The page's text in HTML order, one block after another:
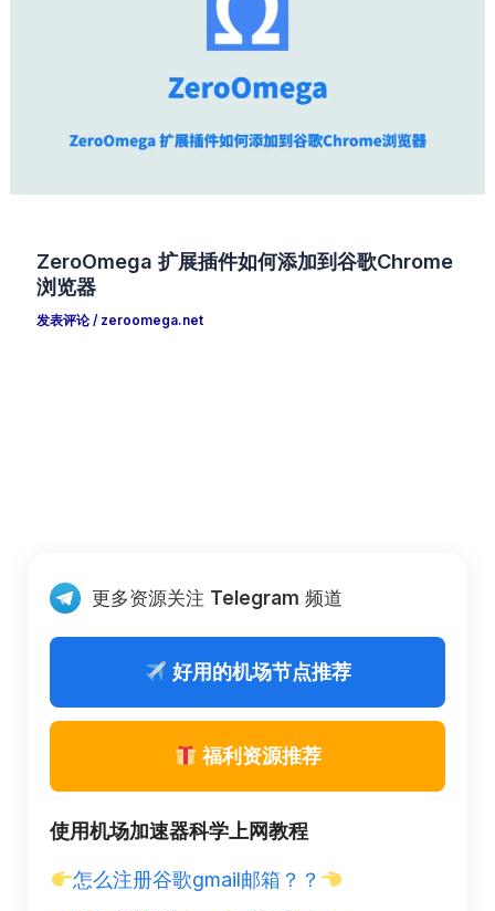
ZeroOmega 扩展插件如何添加到谷歌Chrome
浏览器
发表评论 / zeroomega.net
更多资源关注 Telegram 频道
好用的机场节点推荐
福利资源推荐
使用机场加速器科学上网教程
怎么注册谷歌gmail邮箱？？